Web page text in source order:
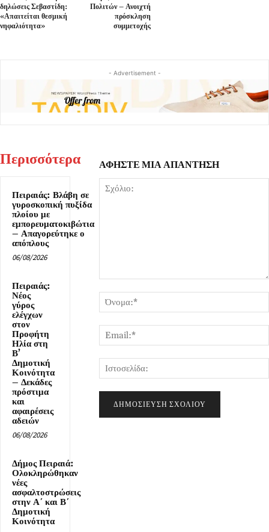
δηλώσεις Σεβαστίδη:
«Απαιτείται θεσμική
νηφαλιότητα»
Πολιτών – Ανοιχτή
πρόσκληση
συμμετοχής
- Advertisement -
Περισσότερα
Πειραιάς: Βλάβη σε
γυροσκοπική πυξίδα
πλοίου με
εμπορευματοκιβώτια
– Απαγορεύτηκε ο
απόπλους
06/08/2026
Πειραιάς:
Νέος
γύρος
ελέγχων
στον
Προφήτη
Ηλία στη
Β’
Δημοτική
Κοινότητα
– Δεκάδες
πρόστιμα
και
αφαιρέσεις
αδειών
06/08/2026
Δήμος Πειραιά:
Ολοκληρώθηκαν
νέες
ασφαλτοστρώσεις
στην Α΄ και Β΄
Δημοτική
Κοινότητα
ΑΦΗΣΤΕ ΜΙΑ ΑΠΑΝΤΗΣΗ